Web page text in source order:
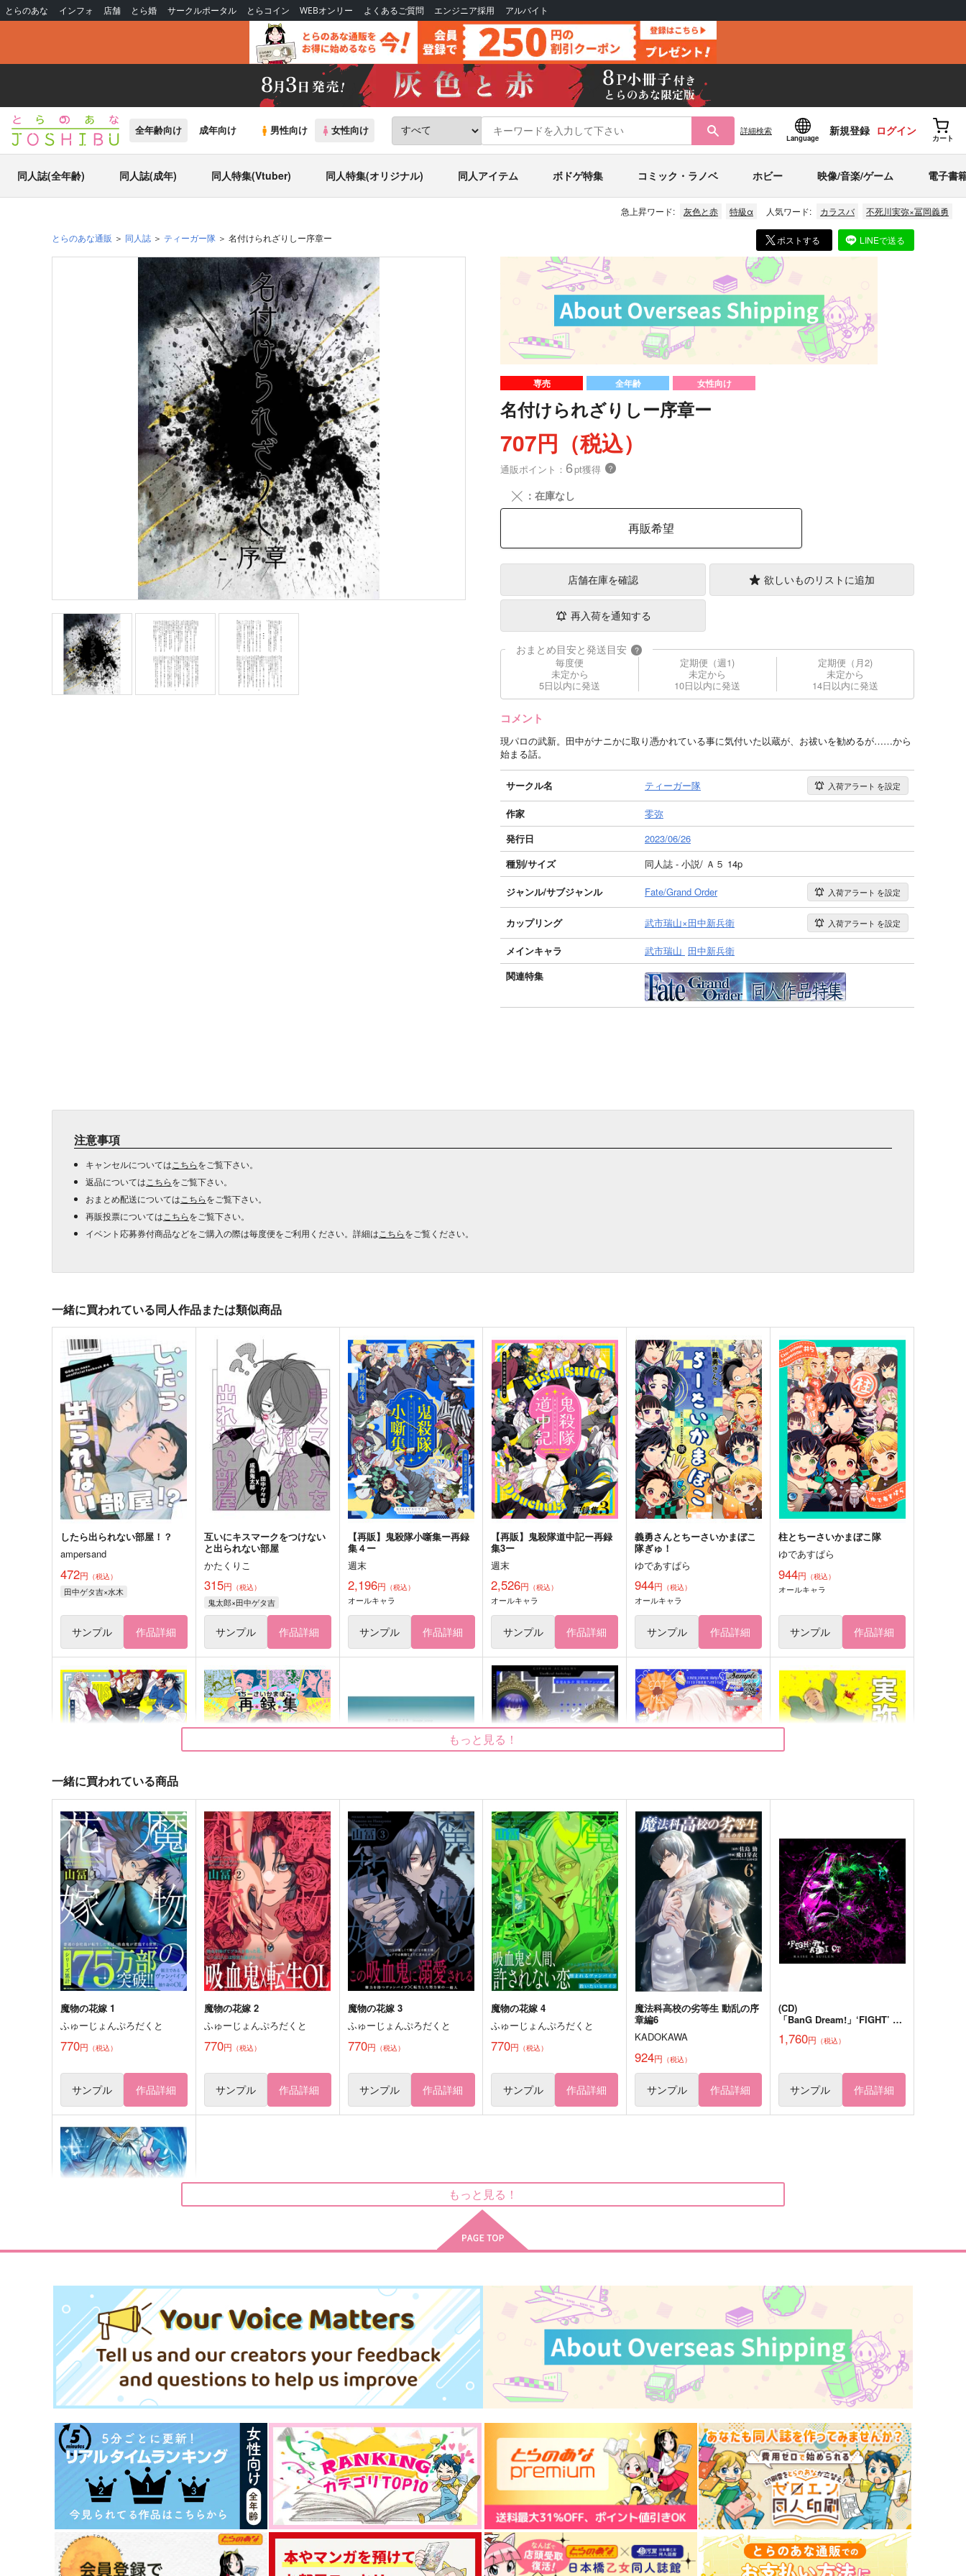
とらのあな インフォ 店舗 とら婚 サークルポータル とらコイン WEBオンリー よくあるご質問 エンジニア採用 アルバイト
全年齢向け 成年向け 男性向け 女性向け 詳細検索
Language
新規登録 ログイン
カート
同人誌(全年齢) 同人誌(成年) 同人特集(Vtuber) 同人特集(オリジナル) 同人アイテム ボドゲ特集 コミック・ラノベ ホビー 映像/音楽/ゲーム 電子書
急上昇ワード: 灰色と赤 特級α 人気ワード: カラスバ 不死川実弥×冨岡義勇
とらのあな通販 同人誌 ティーガー隊 名付けられざりしー序章ー ポストする LINEで送る
専売 全年齢 女性向け
名付けられざりしー序章ー
707円（税込）
通販ポイント： 6pt獲得 ？
╳ ：在庫なし
再販希望
店舗在庫を確認 欲しいものリストに追加
再入荷を通知する
おまとめ目安と発送目安 ?
毎度便
未定から
5日以内に発送
定期便（週1)
未定から
10日以内に発送
定期便（月2)
未定から
14日以内に発送
コメント
現パロの武新。田中がナニかに取り憑かれている事に気付いた以蔵が、お祓いを勧めるが……から
始まる話。
サークル名 ティーガー隊 入荷アラート を設定
作家
零弥
発行日
2023/06/26
種別/サイズ
同人誌 - 小説/ Ａ５ 14p
ジャンル/サブジャンル Fate/Grand Order 入荷アラート を設定
カップリング 武市瑞山×田中新兵衛 入荷アラート を設定
メインキャラ 武市瑞山 田中新兵衛
関連特集
注意事項
キャンセルについては こちらをご覧下さい。
返品については こちらをご覧下さい。
おまとめ配送については こちらをご覧下さい。
再販投票については こちらをご覧下さい。
イベント応募券付商品などをご購入の際は毎度便をご利用ください。詳細は こちらをご覧ください。
一緒に買われている同人作品または類似商品
したら出られない部屋！？
ampersand
472円 （税込）
田中ゲタ吉×水木
サンプル 作品詳細
互いにキスマークをつけない
と出られない部屋
かたくりこ
315円 （税込）
鬼太郎×田中ゲタ吉
サンプル 作品詳細
【再販】鬼殺隊小噺集ー再録
集４ー
週末
2,196円 （税込）
オールキャラ
サンプル 作品詳細
【再販】鬼殺隊道中記ー再録
集3ー
週末
2,526円 （税込）
オールキャラ
サンプル 作品詳細
義勇さんとちーさいかまぼこ
隊ぎゅ！
ゆであすぱら
944円 （税込）
オールキャラ
サンプル 作品詳細
柱とちーさいかまぼこ隊
ゆであすぱら
944円 （税込）
オールキャラ
サンプル 作品詳細
【再販】鬼殺隊見聞録ー再録
集２ー
週末
1,976円（税込）
オールキャラ
サンプル 作品詳細
義勇さんとちーさいかまぼこ
隊再録集
ゆであすぱら
1,887円（税込）
冨岡義勇
サンプル 作品詳細
星のゆくさきimageCD
名付け下手
550円（税込）
オクジー×バデーニ
サンプル 作品詳細
その距離を『 』と名付け
た
-273℃
1,000円（税込）
東洲斎享楽
サンプル 作品詳細
たべられないっていってるで
しょーが!!
双
1,257円（税込）
佐野万次郎×花垣武道
サンプル 作品詳細
実弥ーッ俺だー！！
M米穀店
572円（税込）
冨岡義勇×不死川実弥
サンプル 作品詳細
不死川実弥×冨岡義勇 不死川実弥×冨岡義勇 不死川実弥×冨岡義勇
けもカレッ！
787円
不死川実弥×冨岡義勇 梶蓮×桜遥 神崎左門・次屋三之助×富松作兵衛
いっぱい食べるきみが好き！
えとせとら。
1,980 円（税込）
時友四郎兵衛
さんにんよれば
福兎屋
787円（税込）
神崎左門＋次屋三之助×富松作兵衛
もっと見る！
一緒に買われている商品
魔物の花嫁 1
ふゅーじょんぷろだくと
770円 （税込）
サンプル 作品詳細
魔物の花嫁 2
ふゅーじょんぷろだくと
770円 （税込）
サンプル 作品詳細
魔物の花嫁 3
ふゅーじょんぷろだくと
770円 （税込）
サンプル 作品詳細
魔物の花嫁 4
ふゅーじょんぷろだくと
770円 （税込）
サンプル 作品詳細
魔法科高校の劣等生 動乱の序
章編6
KADOKAWA
924円 （税込）
サンプル 作品詳細
(CD)
「BanG Dream!」‘FIGHT’ A
盤)/RAISE A SUILEN
1,760円 （税込）
サンプル 作品詳細
VirtuaReality FighterZ 2
KADOKAWA
990円 （税込）
サンプル 作品詳細
もっと見る！